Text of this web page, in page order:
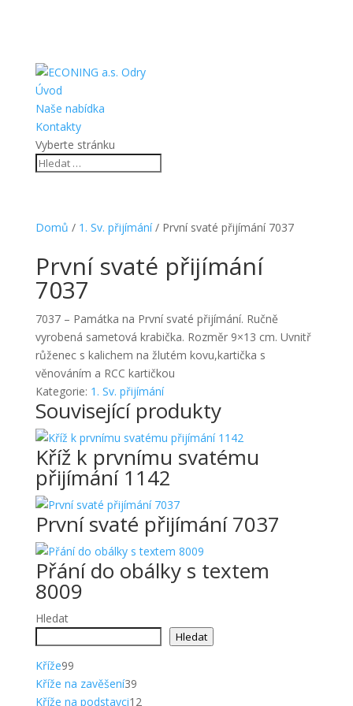
Úvod
Naše nabídka
Kontakty
Vyberte stránku
Domů / 1. Sv. přijímání/ První svaté přijímání 7037
První svaté přijímání
7037
7037 – Památka na První svaté přijímání. Ručně
vyrobená sametová krabička. Rozměr 9×13 cm. Uvnitř
růženec s kalichem na žlutém kovu,kartička s
věnováním a RCC kartičkou
Kategorie: 1. Sv. přijímání
Související produkty
Kříž k prvnímu svatému
přijímání 1142
První svaté přijímání 7037
Přání do obálky s textem
8009
Hledat
Hledat
Kříže9999
produktů
Kříže na zavěšení3939
produktů
Kříže na podstavci1212